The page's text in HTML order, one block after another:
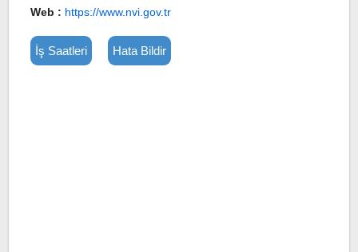
Web : https://www.nvi.gov.tr
İş Saatleri Hata Bildir